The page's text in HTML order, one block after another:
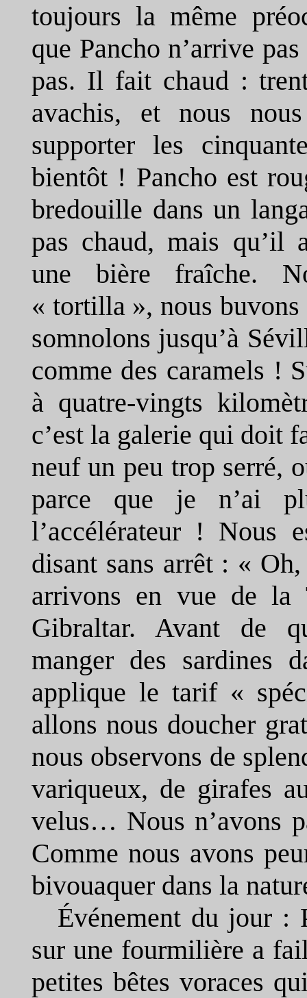
toujours la même
que Pancho n’arrive
pas. Il fait chaud :
avachis, et nous
supporter les
bientôt ! Pancho est
bredouille dans un
pas chaud, mais qu’il
une bière fraîche.
« tortilla », nous
somnolons jusqu’à
comme des caramels !
à quatre-vingts
c’est la galerie qui doit
neuf un peu trop serré,
parce que je n’ai
l’accélérateur ! Nous
disant sans arrêt : «
arrivons en vue de la
Gibraltar. Avant de
manger des sardines
applique le tarif «
allons nous doucher
nous observons de
variqueux, de girafes
velus… Nous n’avons
Comme nous avons
bivouaquer dans la
Événement du jour :
sur une fourmilière a
petites bêtes voraces